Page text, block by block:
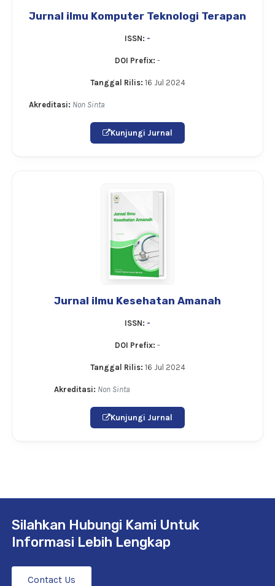
Jurnal ilmu Komputer Teknologi Terapan
ISSN: -
DOI Prefix: -
Tanggal Rilis: 16 Jul 2024
Akreditasi: Non Sinta
Kunjungi Jurnal
Jurnal ilmu Kesehatan Amanah
ISSN: -
DOI Prefix: -
Tanggal Rilis: 16 Jul 2024
Akreditasi: Non Sinta
Kunjungi Jurnal
Silahkan Hubungi Kami Untuk
Informasi Lebih Lengkap
Contact Us